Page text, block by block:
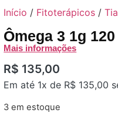
Início / Fitoterápicos /
Ômega 3 1g
Mais informações
R$ 135,00
Em até 1x de R$ 135,00
3 em estoque